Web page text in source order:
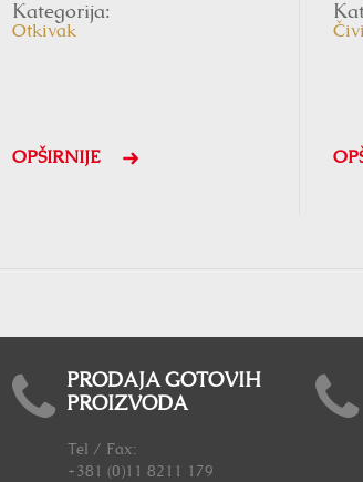
Kategorija:
Otkivak
OPŠIRNIJE
PRODAJA GOTOVIH
PROIZVODA
Tel / Fax:
+381 (0)11 8211 179